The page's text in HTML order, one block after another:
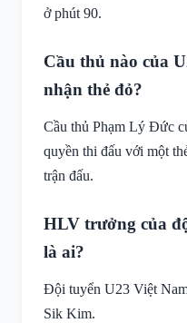
ở phút 90.
Cầu thủ nào của
nhận thẻ đỏ?
Cầu thủ Phạm Lý Đức
quyền thi đấu với một
trận đấu.
HLV trưởng của
là ai?
Đội tuyển U23 Việt
Sik Kim.